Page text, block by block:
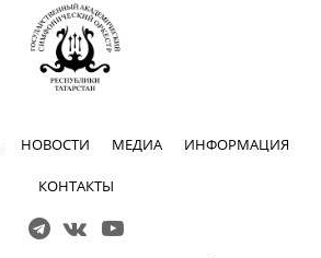
НОВОСТИ МЕДИА ИНФОРМАЦИЯ
КОНТАКТЫ